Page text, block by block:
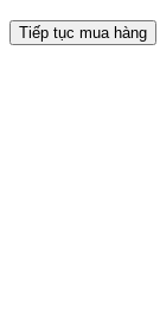
Tiếp tục mua hàng